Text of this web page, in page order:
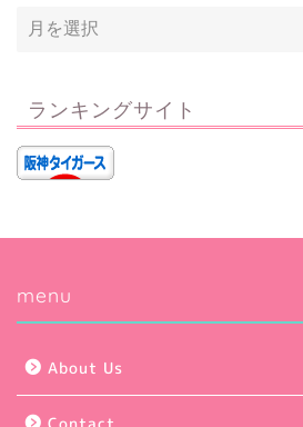
ランキングサイト
menu
About Us